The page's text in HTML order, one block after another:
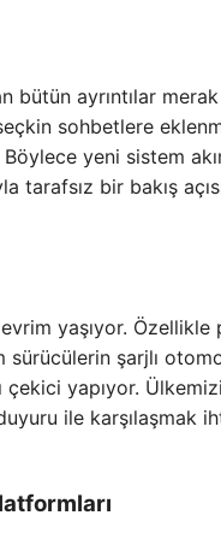
ayrıntılar
sohbetlere
yeni sistem
tarafsız bir bakış
yaşıyor. Özellikle
sürücülerin şarjlı
yapıyor.
ile karşılaşmak